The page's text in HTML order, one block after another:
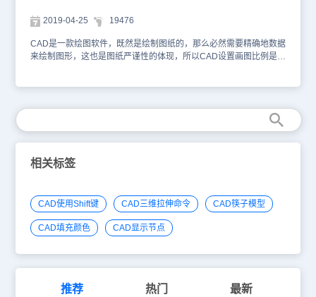
2019-04-25 19476
CAD是一款绘图软件，既然是绘制图纸的，那么必然需要精确地数据
来绘制图形，这也是图纸严谨性的体现，所以CAD设置画图比例是绘
比例由1：5变成1：10后，桌子在图中的大小也变成了原来的1/2。
需要注意的是，图中实体类的图元大小发生了改变，而如标注、说明
文字等注释类的图元，其大小却是不变的.假设一个制作家具的人拿
到这份图纸后，不需要任何其他的面对面沟通，他就能够知道，我们
需要制作一个方形的桌子 ，桌子边长均为600毫米，有四条腿，每条
腿长550毫米，依靠四条宽高均为50毫米的桌边与桌面相连。其中，
注上写的数字获取，每个东西分别是什么功能，由图中的说明文字获
得解释，一份粗糙的说明书大概就完成了。二、为什么需要CAD设置
画图比例那么，在一份具有足够准确尺寸标注的图纸里，我们还需要
按照比例来绘制这些图形的原因是什么？关键就是在于第一步的实体
空间，避免了潜意识内的错误认识而引起协作各方不必要的工作量。
相关标签
CAD使用Shift键 CAD三维拉伸命令 CAD筷子模型
CAD填充颜色 CAD显示节点
推荐 热门 最新